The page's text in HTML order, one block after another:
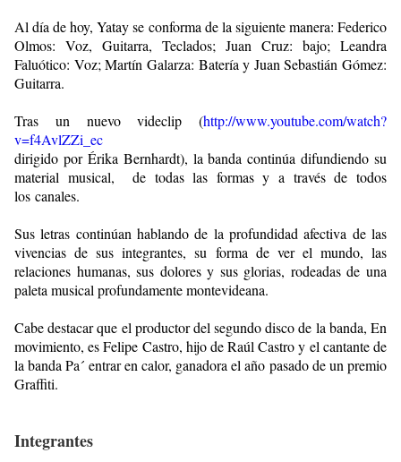
Al día de hoy, Yatay se conforma de la siguiente manera: Federico
Olmos: Voz, Guitarra, Teclados; Juan Cruz: bajo; Leandra
Faluótico: Voz; Martín Galarza: Batería y Juan Sebastián Gómez:
Guitarra.
Tras un nuevo videclip (http://www.youtube.com/watch?
v=f4AvlZZi_ec
dirigido por Érika Bernhardt), la banda continúa difundiendo su
material musical, de todas las formas y a través de todos
los canales.
Sus letras continúan hablando de la profundidad afectiva de las
vivencias de sus integrantes, su forma de ver el mundo, las
relaciones humanas, sus dolores y sus glorias, rodeadas de una
paleta musical profundamente montevideana.
Cabe destacar que el productor del segundo disco de la banda, En
movimiento, es Felipe Castro, hijo de Raúl Castro y el cantante de
labanda Pa´ entrar en calor, ganadora el año pasado de un premio
Graffiti.
Integrantes